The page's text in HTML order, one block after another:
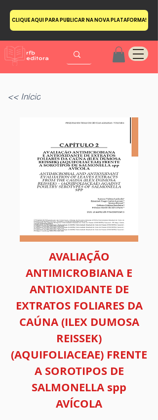
CLIQUE AQUI PARA PUBLICAR NA NOVA PLATAFORMA!
<< Início
AVALIAÇÃO
ANTIMICROBIANA E
ANTIOXIDANTE DE
EXTRATOS FOLIARES DA
CAÚNA (ILEX DUMOSA
REISSEK)
(AQUIFOLIACEAE) FRENTE
A SOROTIPOS DE
SALMONELLA spp
AVÍCOLA